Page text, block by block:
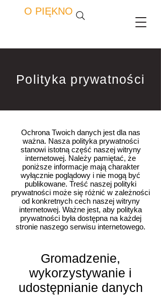
O PIĘKNO
Polityka prywatności
Ochrona Twoich danych jest dla nas
ważna. Nasza polityka prywatności
stanowi istotną część naszej witryny
internetowej. Należy pamiętać, że
poniższe informacje mają charakter
wyłącznie poglądowy i nie mogą być
publikowane. Treść naszej polityki
prywatności może się różnić w zależności
od konkretnych cech naszej witryny
internetowej. Ważne jest, aby polityka
prywatności była dostępna na każdej
stronie naszego serwisu internetowego.
Gromadzenie,
wykorzystywanie i
udostępnianie danych